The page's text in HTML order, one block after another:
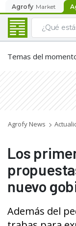
Agrofy Market
Temas del
Agrofy News
Los
nuevo
Además del